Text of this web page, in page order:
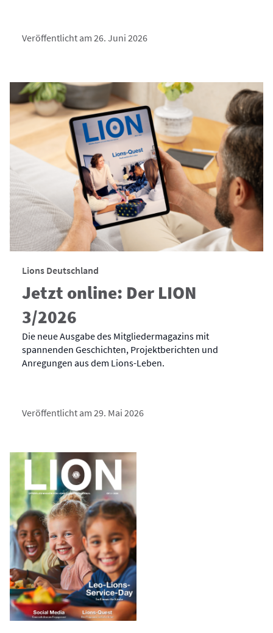
Veröffentlicht am 26. Juni 2026
Lions Deutschland
Jetzt online: Der LION
3/2026
Die neue Ausgabe des Mitgliedermagazins mit
spannenden Geschichten, Projektberichten und
Anregungen aus dem Lions-Leben.
Veröffentlicht am 29. Mai 2026